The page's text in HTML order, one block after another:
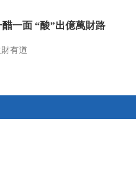
2010-01-15 23:55:06
醋一面 “酸”出億萬財路
有道